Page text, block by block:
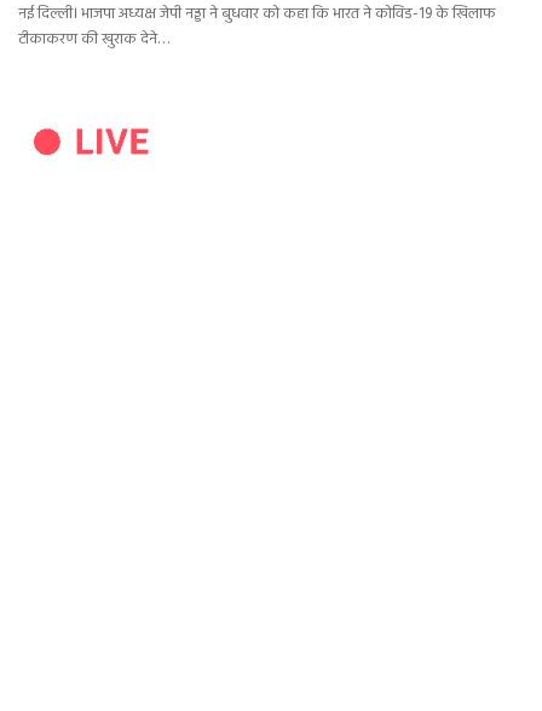
नई दिल्ली। भाजपा अध्यक्ष जेपी नड्डा ने बुधवार को कहा कि भारत ने कोविड-19 के खिलाफ
टीकाकरण की खुराक देने…